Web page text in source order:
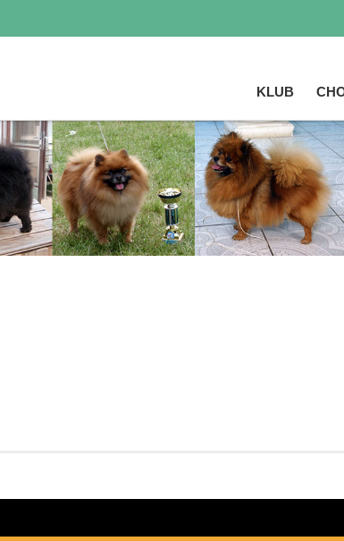
Skočiť
na
hlavný
obsah
KLUB